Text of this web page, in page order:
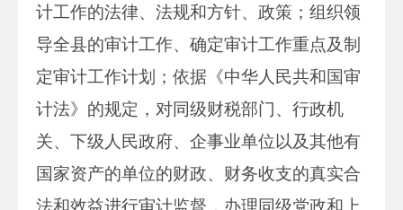
计工作的法律、法规和方针、政策；组织领
导全县的审计工作、确定审计工作重点及制
定审计工作计划；依据《中华人民共和国审
计法》的规定，对同级财税部门、行政机
关、下级人民政府、企事业单位以及其他有
国家资产的单位的财政、财务收支的真实合
法和效益进行审计监督，办理同级党政和上